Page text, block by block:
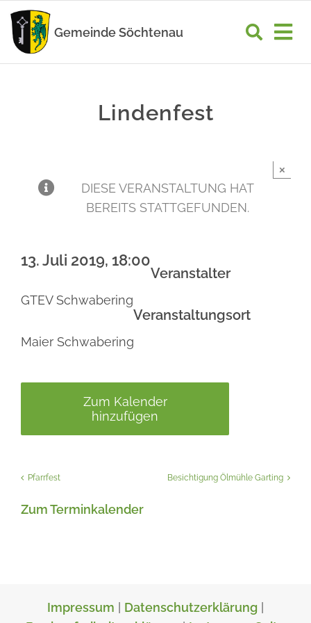
Zum
Inhalt
springen
Gemeinde Söchtenau
WIRTSCHAFT
UNSER ORT
Lindenfest
DIESE VERANSTALTUNG HAT
BEREITS STATTGEFUNDEN.
×
13. Juli 2019, 18:00
Veranstalter
GTEV Schwabering
Veranstaltungsort
Maier Schwabering
Zum Kalender
hinzufügen
Pfarrfest Besichtigung Ölmühle Garting
Zum Terminkalender
Impressum Datenschutzerklärung